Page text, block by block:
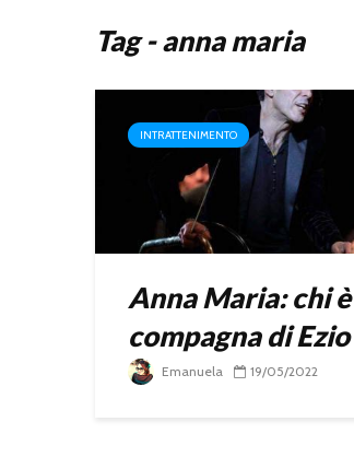
Tag - anna maria
INTRATTENIMENTO
Anna Maria: chi è
compagna di Ezio
Emanuela 19/05/2022